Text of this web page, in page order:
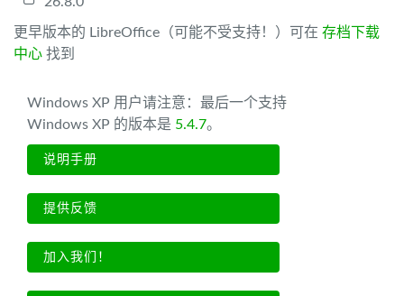
更早版本的 LibreOffice（可能不受支持！）可在 存档下载
中心 找到
Windows XP 用户请注意：最后一个支持
Windows XP 的版本是 5.4.7。
说明手册
提供反馈
加入我们！